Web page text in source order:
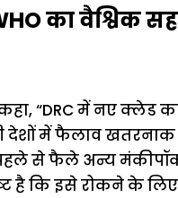
का वैश्विक
कहा, “DRC में नए क्लेड
देशों में फैलाव
से फैले अन्य
है कि इसे रोकने के लिए